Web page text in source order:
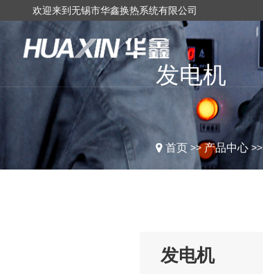
欢迎来到无锡市华鑫换热系统有限公司
发电机
首页>>产品中心>>
发电机